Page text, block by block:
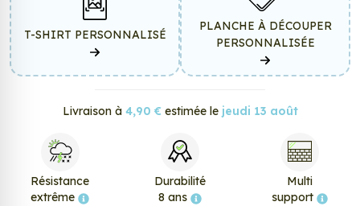
T-SHIRT PERSONNALISÉ
PLANCHE À DÉCOUPER
PERSONNALISÉE
Livraison à 4,90 € estimée le jeudi 13 août
Résistance
extrême
Durabilité
8 ans
Multi
support